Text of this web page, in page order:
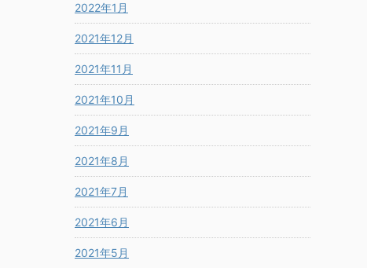
2022年1月
2021年12月
2021年11月
2021年10月
2021年9月
2021年8月
2021年7月
2021年6月
2021年5月